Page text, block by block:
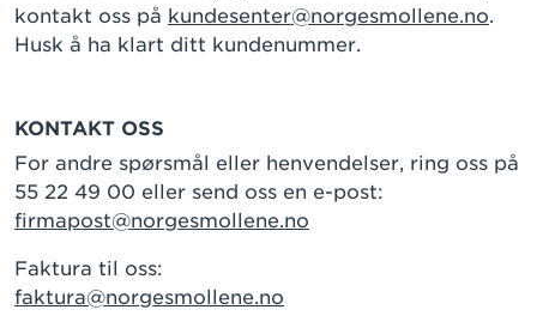
kontakt oss på kundesenter@norgesmollene.no.
Husk å ha klart ditt kundenummer.
KONTAKT OSS
For andre spørsmål eller henvendelser, ring oss på
55 22 49 00 eller send oss en e-post:
firmapost@norgesmollene.no
Faktura til oss:
faktura@norgesmollene.no